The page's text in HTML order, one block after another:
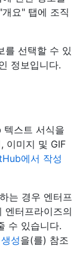
요" 탭에 조직
를 선택할 수 있
정보입니다.
스트 서식을
이미지 및 GIF
에서 작성
는 경우 엔터프
엔터프라이즈의
수 있습니다.
성을(를) 참조